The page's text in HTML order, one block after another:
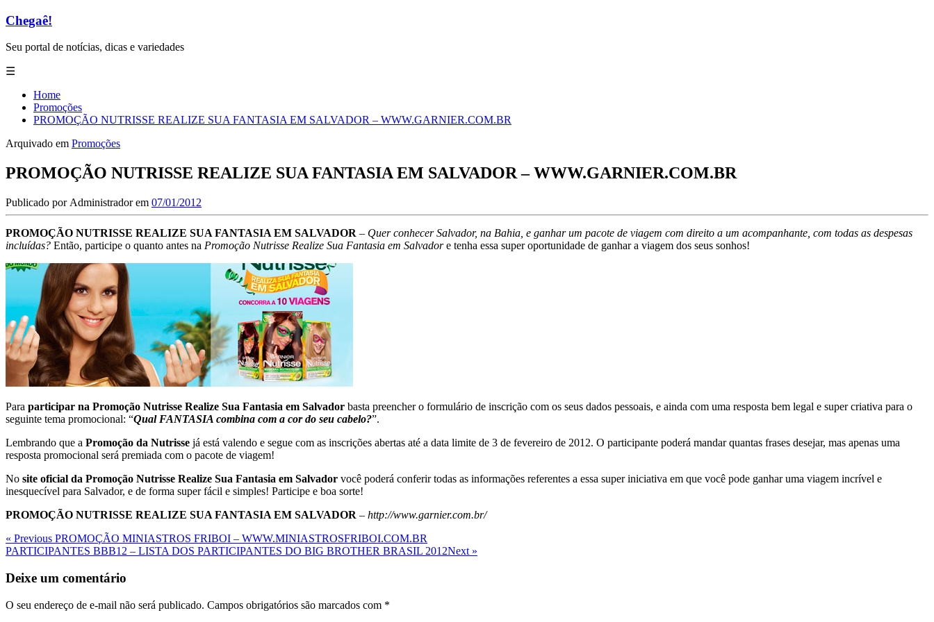
Chegaê!
Seu portal de notícias, dicas e variedades
☰
Home
Promoções
PROMOÇÃO NUTRISSE REALIZE SUA FANTASIA EM SALVADOR – WWW.GARNIER.COM.BR
Arquivado em Promoções
PROMOÇÃO NUTRISSE REALIZE SUA FANTASIA EM SALVADOR – WWW.GARNIER.COM.BR
Publicado por Administradorem 07/01/2012
PROMOÇÃO NUTRISSE REALIZE SUA FANTASIA EM SALVADOR – Quer conhecer Salvador, na Bahia, e ganhar um pacote de viagem com direito a um acompanhante, com todas as despesas
incluídas? Então, participe o quanto antes na Promoção Nutrisse Realize Sua Fantasia em Salvadore tenha essa super oportunidade de ganhar a viagem dos seus sonhos!
Para participar na Promoção Nutrisse Realize Sua Fantasia em Salvador basta preencher o formulário de inscrição com os seus dados pessoais, e ainda com uma resposta bem legal e super criativa para o
seguinte tema promocional: “Qual FANTASIA combina com a cor do seu cabelo?”.
Lembrando que a Promoção da Nutrisse já está valendo e segue com as inscrições abertas até a data limite de 3 de fevereiro de 2012. O participante poderá mandar quantas frases desejar, mas apenas uma
resposta promocional será premiada com o pacote de viagem!
No site oficial da Promoção Nutrisse Realize Sua Fantasia em Salvador você poderá conferir todas as informações referentes a essa super iniciativa em que você pode ganhar uma viagem incrível e
inesquecível para Salvador, e de forma super fácil e simples! Participe e boa sorte!
PROMOÇÃO NUTRISSE REALIZE SUA FANTASIA EM SALVADOR – http://www.garnier.com.br/
Navegação
de
Post
Previous
Post
« Previous PROMOÇÃO MINIASTROS FRIBOI – WWW.MINIASTROSFRIBOI.COM.BR
Next
PARTICIPANTES BBB12 – LISTA DOS PARTICIPANTES DO BIG BROTHER BRASIL 2012Next »
Deixe um comentário
O seu endereço de e-mail não será publicado. Campos obrigatórios são marcados com *